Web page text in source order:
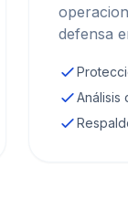
defensa
Análisis